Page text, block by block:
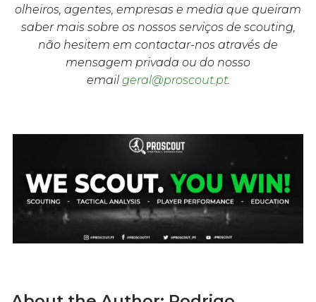
olheiros, agentes, empresas e media que queiram
saber mais sobre os nossos serviços de scouting,
não hesitem em contactar-nos através de
mensagem privada ou do nosso
email geral@proscout.pt.